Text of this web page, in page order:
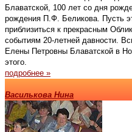
Блаватской, 100 лет со дня
рождения П.Ф. Беликова. Пусть
приблизиться к прекрасным
событиям 20-летней давности.
Елены Петровны Блаватской в
этого.
подробнее »
Василькова Нина